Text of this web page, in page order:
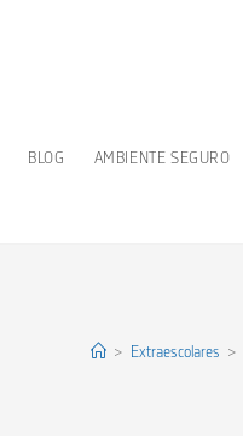
BLOG AMBIENTE SEGURO
> Extraescolares >